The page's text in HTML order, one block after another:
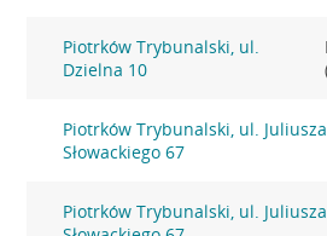
Piotrków Trybunalski, ul.
Dzielna 10
Piotrków Trybunalski, ul. Juliusza
Słowackiego 67
Piotrków Trybunalski, ul. Juliusza